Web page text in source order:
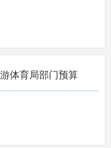
体育局部门预算